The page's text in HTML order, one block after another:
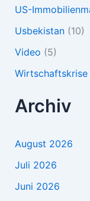
US-
Usbekistan(10)
Video (5)
Wirtschaftskrise
Archiv
August 2026
Juli 2026
Juni 2026